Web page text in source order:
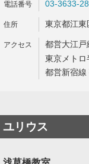
03-3633-
東京都江
都営大江
東京メト
都営新宿
ユリウス